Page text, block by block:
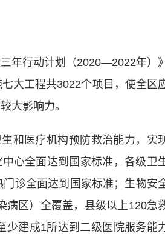
年行动计划（2020—2022年）》
大工程共3022个项目，使全区
大影响力。
和医疗机构预防救治能力，实
心全面达到国家标准，各级卫
诊全面达到国家标准；生物安
病区）全覆盖，县级以上120急
少建成1所达到二级医院服务能